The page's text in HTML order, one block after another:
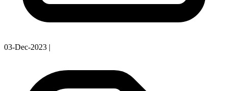
03-Dec-2023 |